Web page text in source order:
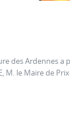
des Ardennes a
M. le Maire de